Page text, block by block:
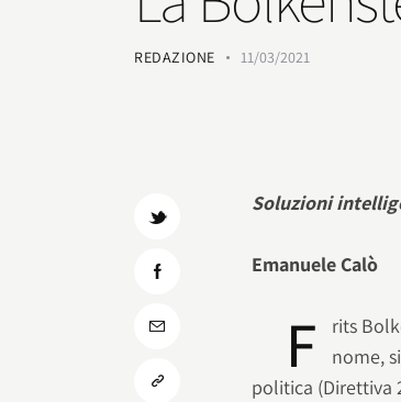
REDAZIONE 11/03/2021
Soluzioni
Emanuele Calò
F
rits
nome,
politica (Direttiva